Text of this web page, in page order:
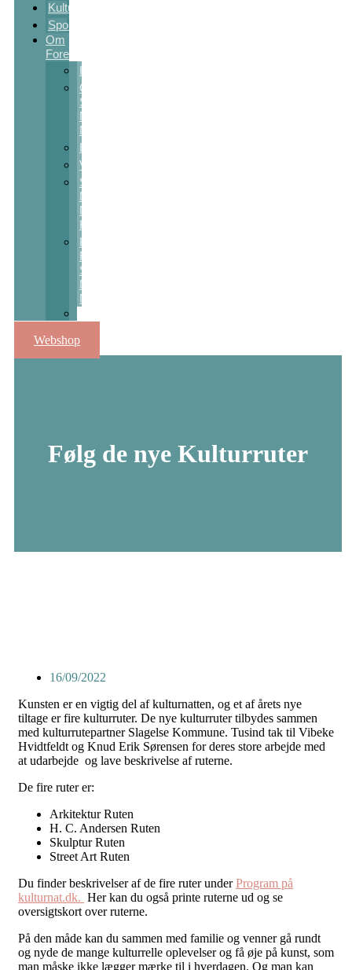
Kulturpakker
Sponsorer
Om
Foreningen
Kontakt
Om
Sct
Michaels
Nat
Bestyrelsen
Vedtægter
Sct
Michaels
Nats
Kulturpris
Kulturstøtte
Fra
Sct
Michaels
Nat
Webshop
Følg de nye Kulturruter
16/09/2022
Kunsten er en vigtig del af kulturnatten, og et af årets nye
tiltage er fire kulturruter. De nye kulturruter tilbydes sammen
med kulturrutepartner Slagelse Kommune. Tusind tak til Vibeke
Hvidtfeldt og Knud Erik Sørensen for deres store arbejde med
at udarbejde og lave beskrivelse af ruterne.
De fire ruter er:
Arkitektur Ruten
H. C. Andersen Ruten
Skulptur Ruten
Street Art Ruten
Du finder beskrivelser af de fire ruter underProgram på
kulturnat.dk. Her kan du også printe ruterne ud og se
oversigtskort over ruterne.
På den måde kan du sammen med familie og venner gå rundt
og nyde de mange kulturrelle oplevelser og få øje på kunst, som
man måske ikke lægger mærke til i hverdagen. Og man kan